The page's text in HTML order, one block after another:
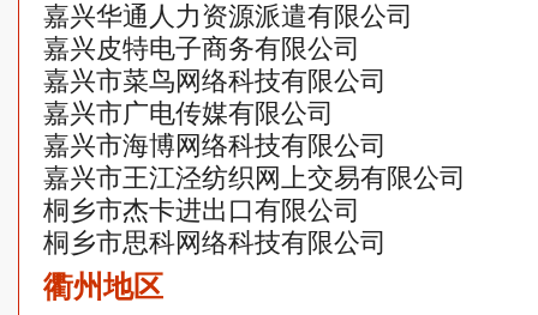
嘉兴华通人力资源派遣有限公司
嘉兴皮特电子商务有限公司
嘉兴市菜鸟网络科技有限公司
嘉兴市广电传媒有限公司
嘉兴市海博网络科技有限公司
嘉兴市王江泾纺织网上交易有限公司
桐乡市杰卡进出口有限公司
桐乡市思科网络科技有限公司
衢州地区